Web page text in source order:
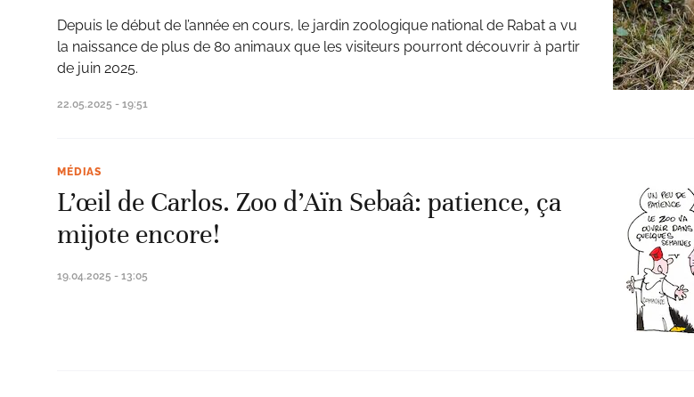
Depuis le début de l’année en cours, le jardin zoologique national de Rabat a vu
la naissance de plus de 80 animaux que les visiteurs pourront découvrir à partir
de juin 2025.
22.05.2025 - 19:51
MÉDIAS
L’œil de Carlos. Zoo d’Aïn Sebaâ: patience, ça
mijote encore!
19.04.2025 - 13:05